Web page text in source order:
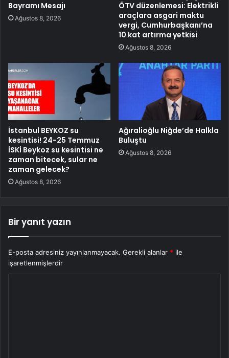
Bayramı Mesajı
Ağustos 8, 2026
ÖTV düzenlemesi: Elektrikli
araçlara asgari maktu
vergi, Cumhurbaşkanı’na
10 kat artırma yetkisi
Ağustos 8, 2026
İstanbul BEYKOZ su
kesintisi! 24-25 Temmuz
İSKİ Beykoz su kesintisi ne
zaman bitecek, sular ne
zaman gelecek?
Ağustos 8, 2026
Ağıralioğlu Niğde’de Halkla
Buluştu
Ağustos 8, 2026
Bir yanıt yazın
E-posta adresiniz yayınlanmayacak. Gerekli alanlar * ile
işaretlenmişlerdir